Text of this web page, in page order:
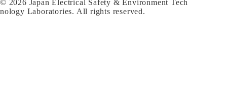
© 2026 Japan Electrical Safety & Environment Tech
nology Laboratories. All rights reserved.